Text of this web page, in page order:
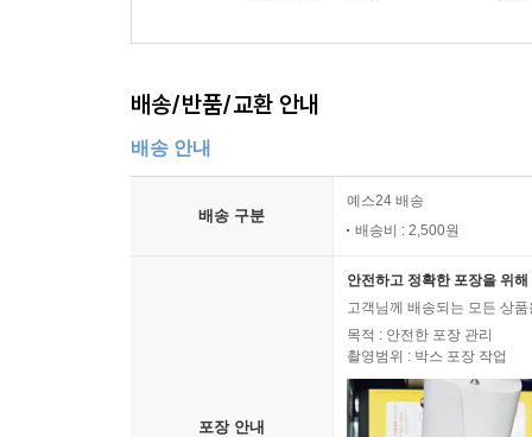
배송/반품/교환 안내
배송 안내
배송 구분
예스24 배송
배송비 : 2,500원
포장 안내
안전하고 정확한 포장을 위
고객님께 배송되는 모든 상
목적 : 안전한 포장 관리
촬영범위 : 박스 포장 작업